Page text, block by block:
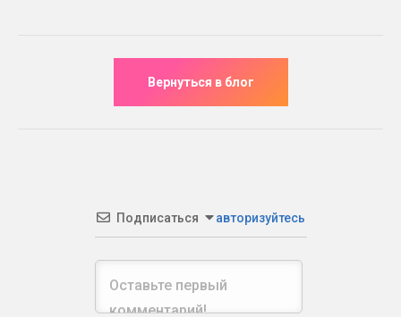
Подписаться авторизуйтесь